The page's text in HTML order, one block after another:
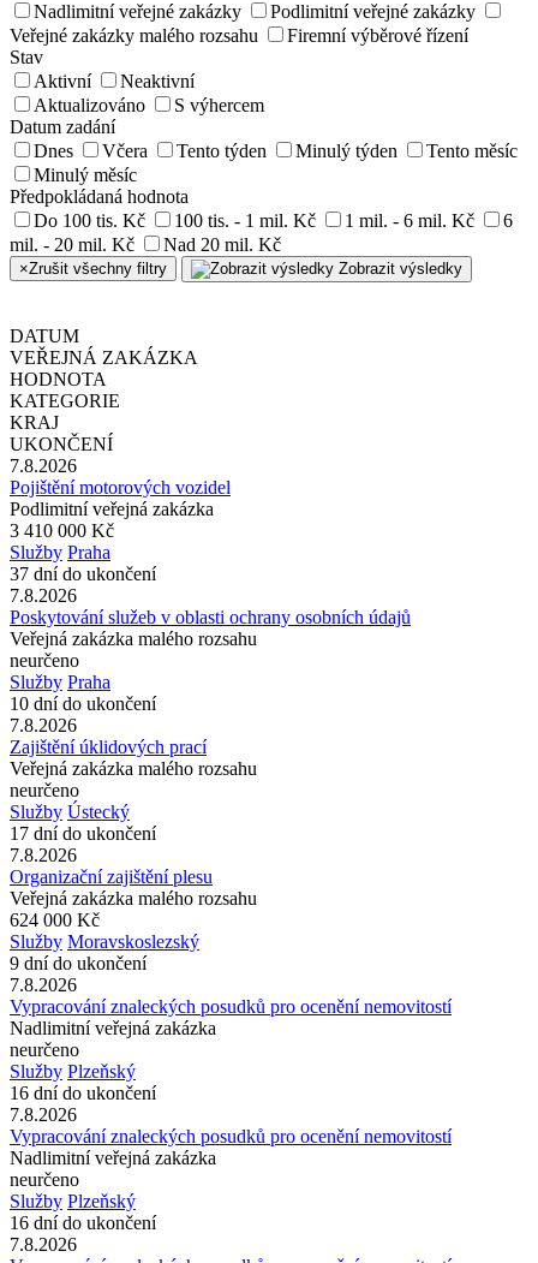
Nadlimitní veřejné zakázky
Podlimitní veřejné zakázky
Veřejné zakázky malého rozsahu
Firemní výběrové řízení
Stav
Aktivní
Neaktivní
Aktualizováno
S výhercem
Datum zadání
Dnes
Včera Tento týden Minulý týden
Tento měsíc
Minulý měsíc
Předpokládaná hodnota
Do 100 tis. Kč
100 tis. - 1 mil. Kč 1 mil. - 6 mil. Kč
6
mil. - 20 mil. Kč
Nad 20 mil. Kč
×Zrušit všechny filtry Zobrazit výsledky
DATUM
VEŘEJNÁ ZAKÁZKA
HODNOTA
KATEGORIE
KRAJ
UKONČENÍ
7.8.2026
Pojištění motorových vozidel
Podlimitní veřejná zakázka
3 410 000 Kč
Služby Praha
37 dní do ukončení
7.8.2026
Poskytování služeb v oblasti ochrany osobních údajů
Veřejná zakázka malého rozsahu
neurčeno
Služby Praha
10 dní do ukončení
7.8.2026
Zajištění úklidových prací
Veřejná zakázka malého rozsahu
neurčeno
Služby Ústecký
17 dní do ukončení
7.8.2026
Organizační zajištění plesu
Veřejná zakázka malého rozsahu
624 000 Kč
Služby Moravskoslezský
9 dní do ukončení
7.8.2026
Vypracování znaleckých posudků pro ocenění nemovitostí
Nadlimitní veřejná zakázka
neurčeno
Služby Plzeňský
16 dní do ukončení
7.8.2026
Vypracování znaleckých posudků pro ocenění nemovitostí
Nadlimitní veřejná zakázka
neurčeno
Služby Plzeňský
16 dní do ukončení
7.8.2026